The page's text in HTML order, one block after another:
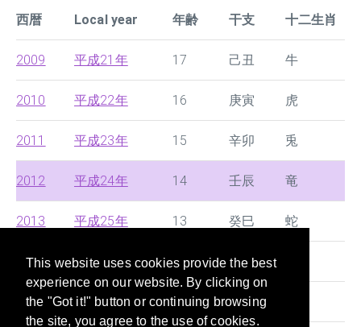
This website uses cookies provide the best
experience on our website. By clicking on
the "Got it!" button or continuing browsing
the site, you agree to the use of cookies.
西暦 Local year 年齢 干支 十二生肖
2009 平成21年 17 己丑 牛
2010 平成22年 16 庚寅 虎
2011 平成23年 15 辛卯 兎
2012 平成24年 14 壬辰 竜
2013 平成25年 13 癸巳 蛇
2014 平成26年 12 甲午
2015 平成27年 11 乙未